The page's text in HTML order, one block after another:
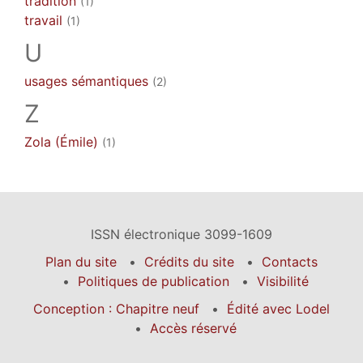
travail (1)
U
usages sémantiques (2)
Z
Zola (Émile) (1)
ISSN électronique 3099-1609
Plan du site
Crédits du site
Contacts
Politiques de publication
Visibilité
Conception : Chapitre neuf
Édité avec Lodel
Accès réservé